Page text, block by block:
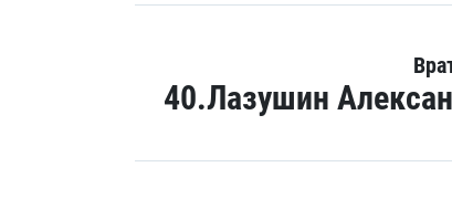
40.Лазушин